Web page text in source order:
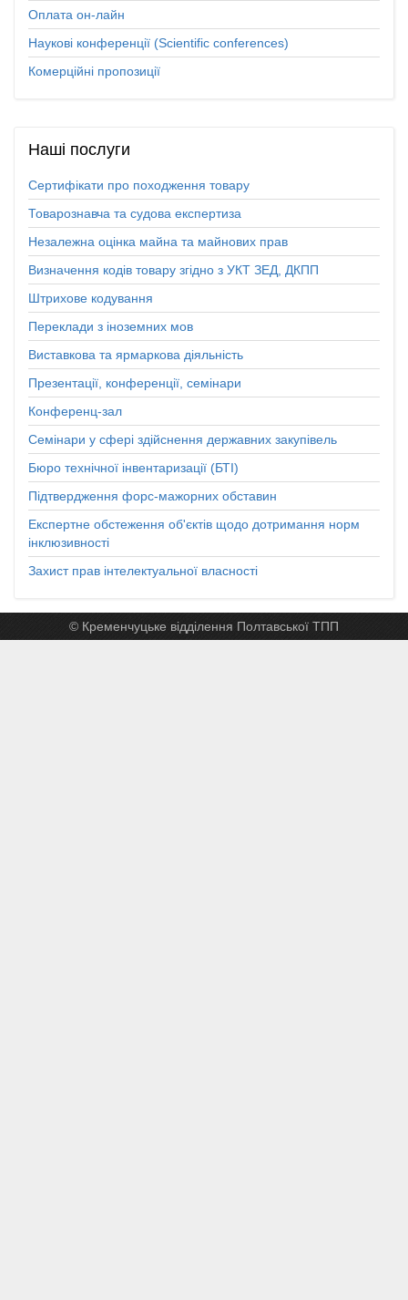
Оплата он-лайн
Наукові конференції (Scientific conferences)
Комерційні пропозиції
Наші послуги
Сертифікати про походження товару
Товарознавча та судова експертиза
Незалежна оцінка майна та майнових прав
Визначення кодів товару згідно з УКТ ЗЕД, ДКПП
Штрихове кодування
Переклади з іноземних мов
Виставкова та ярмаркова діяльність
Презентації, конференції, семінари
Конференц-зал
Семінари у сфері здійснення державних закупівель
Бюро технічної інвентаризації (БТІ)
Підтвердження форс-мажорних обставин
Експертне обстеження об'єктів щодо дотримання норм
інклюзивності
Захист прав інтелектуальної власності
© Кременчуцьке відділення Полтавської ТПП